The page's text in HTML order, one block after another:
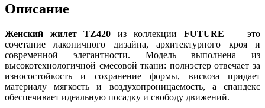
Описание
Женский жилет TZ420 из коллекции FUTURE — это
сочетание лаконичного дизайна, архитектурного кроя и
современной элегантности. Модель выполнена из
высокотехнологичной смесовой ткани: полиэстер отвечает за
износостойкость и сохранение формы, вискоза придает
материалу мягкость и воздухопроницаемость, а спандекс
обеспечивает идеальную посадку и свободу движений.